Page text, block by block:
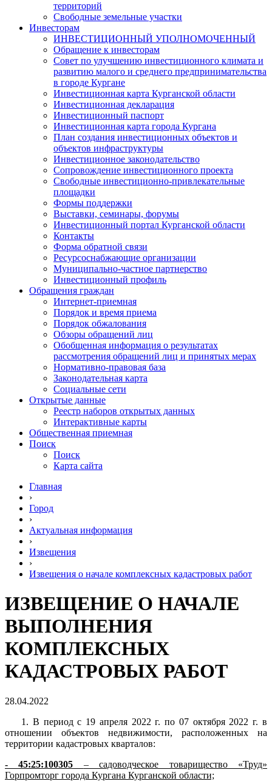
территорий
Свободные земельные участки
Инвесторам
ИНВЕСТИЦИОННЫЙ УПОЛНОМОЧЕННЫЙ
Обращение к инвесторам
Совет по улучшению инвестиционного климата и
развитию малого и среднего предпринимательства
в городе Кургане
Инвестиционная карта Курганской области
Инвестиционная декларация
Инвестиционный паспорт
Инвестиционная карта города Кургана
План создания инвестиционных объектов и
объектов инфраструктуры
Инвестиционное законодательство
Сопровождение инвестиционного проекта
Свободные инвестиционно-привлекательные
площадки
Формы поддержки
Выставки, семинары, форумы
Инвестиционный портал Курганской области
Контакты
Форма обратной связи
Ресурсоснабжающие организации
Муниципально-частное партнерство
Инвестиционный профиль
Обращения граждан
Интернет-приемная
Порядок и время приема
Порядок обжалования
Обзоры обращений лиц
Обобщенная информация о результатах
рассмотрения обращений лиц и принятых мерах
Нормативно-правовая база
Законодательная карта
Социальные сети
Открытые данные
Реестр наборов открытых данных
Интерактивные карты
Общественная приемная
Поиск
Поиск
Карта сайта
Главная
›
Город
›
Актуальная информация
›
Извещения
›
Извещения о начале комплексных кадастровых работ
ИЗВЕЩЕНИЕ О НАЧАЛЕ
ВЫПОЛНЕНИЯ
КОМПЛЕКСНЫХ
КАДАСТРОВЫХ РАБОТ
28.04.2022
1. В период с 19 апреля 2022 г. по 07 октября 2022 г. в
отношении объектов недвижимости, расположенных на
территории кадастровых кварталов:
- 45:25:100305 – садоводческое товарищество «Труд»
Горпромторг города Кургана Курганской области;